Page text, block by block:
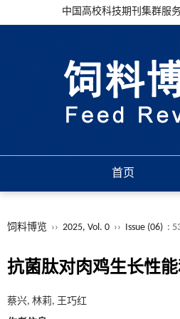
中国高校科技期刊集群服
首页
饲料博览 ›› 2025, Vol. 0 ›› Issue (06) :
抗菌肽对肉鸡生长性
蔡兴, 林莉, 王巧红